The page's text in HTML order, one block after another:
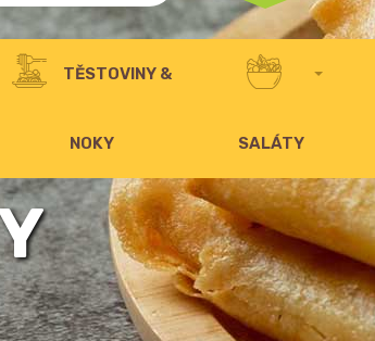
TĚSTOVINY &
NOKY SALÁTY